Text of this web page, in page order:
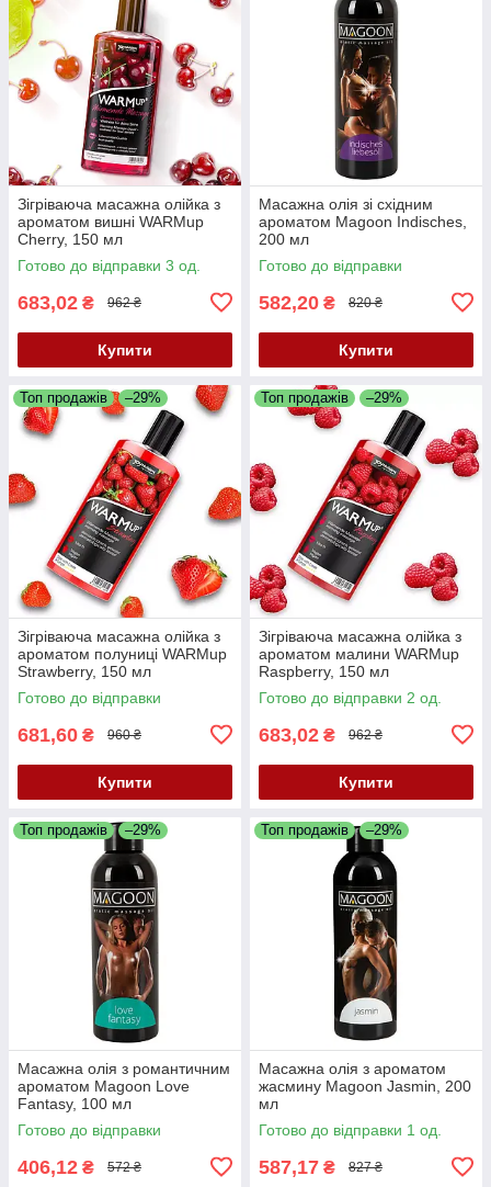
Зігріваюча масажна олійка з
ароматом вишні WARMup
Cherry, 150 мл
Готово до відправки 3 од.
683,02 ₴ 962 ₴
Купити
Масажна олія зі східним
ароматом Magoon Indisches,
200 мл
Готово до відправки
582,20 ₴ 820 ₴
Купити
Топ продажів –29%
Зігріваюча масажна олійка з
ароматом полуниці WARMup
Strawberry, 150 мл
Готово до відправки
681,60 ₴ 960 ₴
Купити
Топ продажів –29%
Зігріваюча масажна олійка з
ароматом малини WARMup
Raspberry, 150 мл
Готово до відправки 2 од.
683,02 ₴ 962 ₴
Купити
Топ продажів –29%
Масажна олія з романтичним
ароматом Magoon Love
Fantasy, 100 мл
Готово до відправки
406,12 ₴ 572 ₴
Топ продажів –29%
Масажна олія з ароматом
жасмину Magoon Jasmin, 200
мл
Готово до відправки 1 од.
587,17 ₴ 827 ₴